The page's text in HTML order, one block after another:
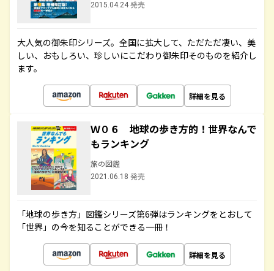
2015.04.24 発売
大人気の御朱印シリーズ。全国に拡大して、ただただ凄い、美
しい、おもしろい、珍しいにこだわり御朱印そのものを紹介し
ます。
詳細を見る
Ｗ０６ 地球の歩き方的！世界なんで
もランキング
旅の図鑑
2021.06.18 発売
「地球の歩き方」図鑑シリーズ第6弾はランキングをとおして
「世界」の今を知ることができる一冊！
詳細を見る